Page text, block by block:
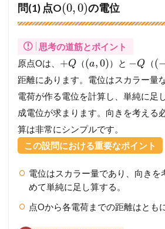
問(1) 点O(0,0)の電位
思考の道筋とポイント
原点Oは、 +Q （(a, 0)）と −Q （(
距離にあります。電位はスカラー量
電荷が作る電位を計算し、単純に足
成電位が求まります。向きを考える
算は非常にシンプルです。
この設問における重要なポイント
電位はスカラー量であり、向きを
めて単純に足し算する。
点Oから各電荷までの距離はとも